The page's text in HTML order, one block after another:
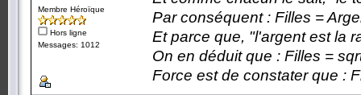
Membre Héroïque
Hors ligne
Messages: 1012
Par conséquent : Filles =
Et parce que, "l'argent est la
On en déduit que : Filles =
Force est de constater que :